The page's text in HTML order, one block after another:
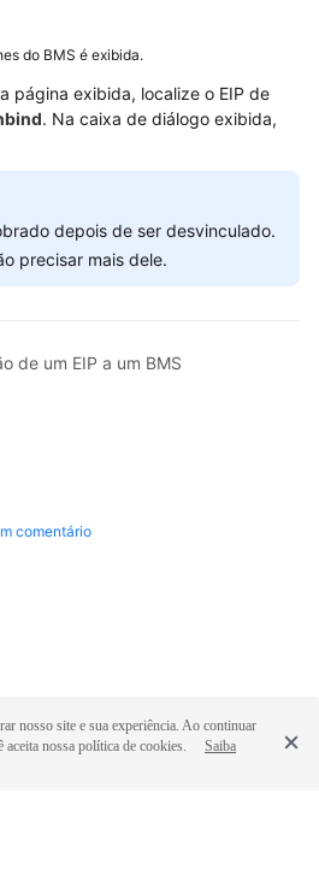
do BMS é exibida.
página exibida, localize o EIP de
. Na caixa de diálogo exibida,
depois de ser desvinculado.
precisar mais dele.
de um EIP a um BMS
comentário
nosso site e sua experiência. Ao continuar
nossa política de cookies.
Saiba